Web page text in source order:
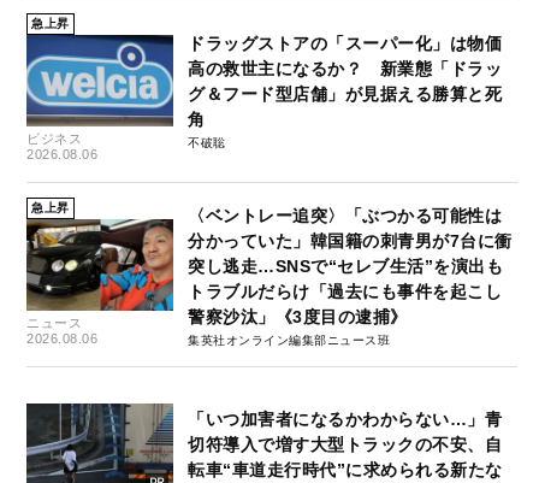
急上昇
ビジネス
2026.08.06
ドラッグストアの「スーパー化」は物価
高の救世主になるか？ 新業態「ドラッ
グ＆フード型店舗」が見据える勝算と死
角
不破聡
急上昇
ニュース
2026.08.06
〈ベントレー追突〉「ぶつかる可能性は
分かっていた」韓国籍の刺青男が7台に衝
突し逃走…SNSで“セレブ生活”を演出も
トラブルだらけ「過去にも事件を起こし
警察沙汰」《3度目の逮捕》
集英社オンライン編集部ニュース班
「いつ加害者になるかわからない…」青
切符導入で増す大型トラックの不安、自
転車“車道走行時代”に求められる新たな